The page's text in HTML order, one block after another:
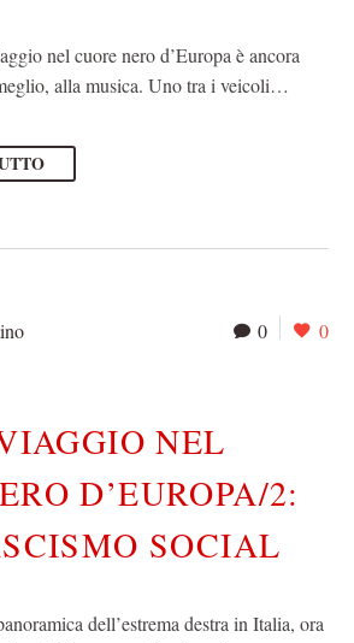
nel cuore nero d’Europa è ancora
alla musica. Uno tra i veicoli…
0 0
NEL
D’EUROPA/2:
SOCIAL
dell’estrema destra in Italia, ora